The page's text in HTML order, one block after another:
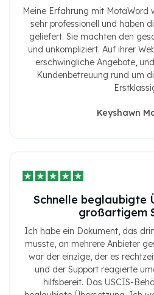
Meine Erfahrung mit MotaWord
sehr professionell und haben
geliefert. Sie machten den
und unkompliziert. Auf ihrer
erschwingliche Angebote,
Kundenbetreuung rund um
Keyshawn
Schnelle beglaubigte
großartigem
Ich habe ein Dokument, das
musste, an mehrere Anbieter
war der einzige, der es
und der Support reagierte
hilfsbereit. Das USCIS-